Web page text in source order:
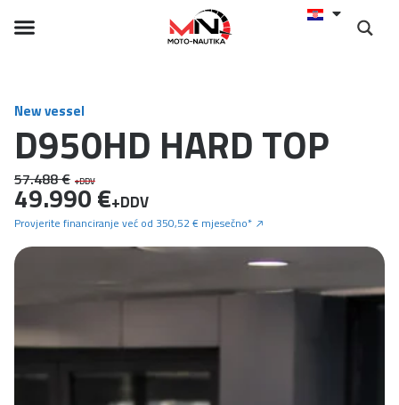
New vessel
D950HD HARD TOP
57.488 € +DDV
49.990 €+DDV
Provjerite financiranje već od 350,52 € mjesečno*